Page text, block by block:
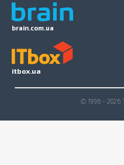
brain.com.ua
itbox.ua
© 1996 - 2026